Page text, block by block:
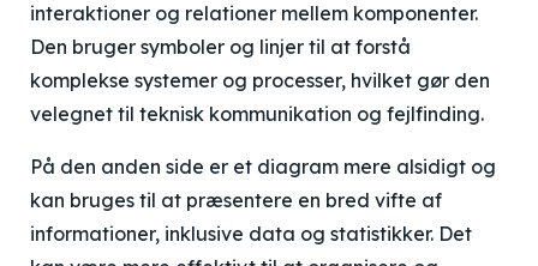
interaktioner og relationer mellem komponenter.
Den bruger symboler og linjer til at forstå
komplekse systemer og processer, hvilket gør den
velegnet til teknisk kommunikation og fejlfinding.
På den anden side er et diagram mere alsidigt og
kan bruges til at præsentere en bred vifte af
informationer, inklusive data og statistikker. Det